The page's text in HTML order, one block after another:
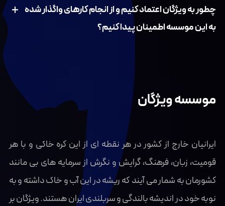
موسسه ویژگان
ایرانیان خارج از کشور در هر نقطه ای از این کره خاکی و با هر
قومیت، زبان، فرهنگ، گرایش و نگرش از سرمایه های بی مانند
کشورمان به شمار می آیند که ریشه در این آب و خاک داشته و به
نوبه خود در اندیشه بالندگی و سربلندی ایران هستند. ویژگان بر
چطور به ویژگان اعتماد کنیم و از انجام کارهای واگذار شده
به این موسسه اطمینان پیدا کنیم؟